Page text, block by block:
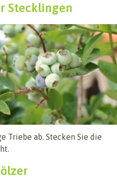
Stecklingen
Triebe ab. Stecken Sie die